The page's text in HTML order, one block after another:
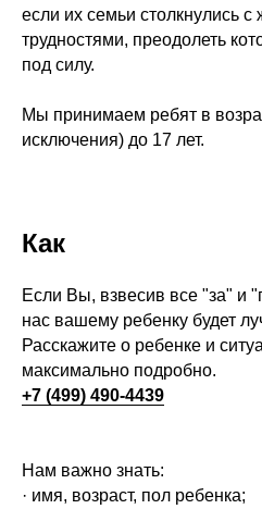
если их семьи столкнулись
трудностями, преодолеть
под силу.
Мы принимаем ребят в
исключения) до 17 лет.
Как
Если Вы, взвесив все "за" и
нас вашему ребенку будет
Расскажите о ребенке и
максимально подробно.
+7 (499) 490-4439
Нам важно знать:
· имя, возраст, пол ребенка;